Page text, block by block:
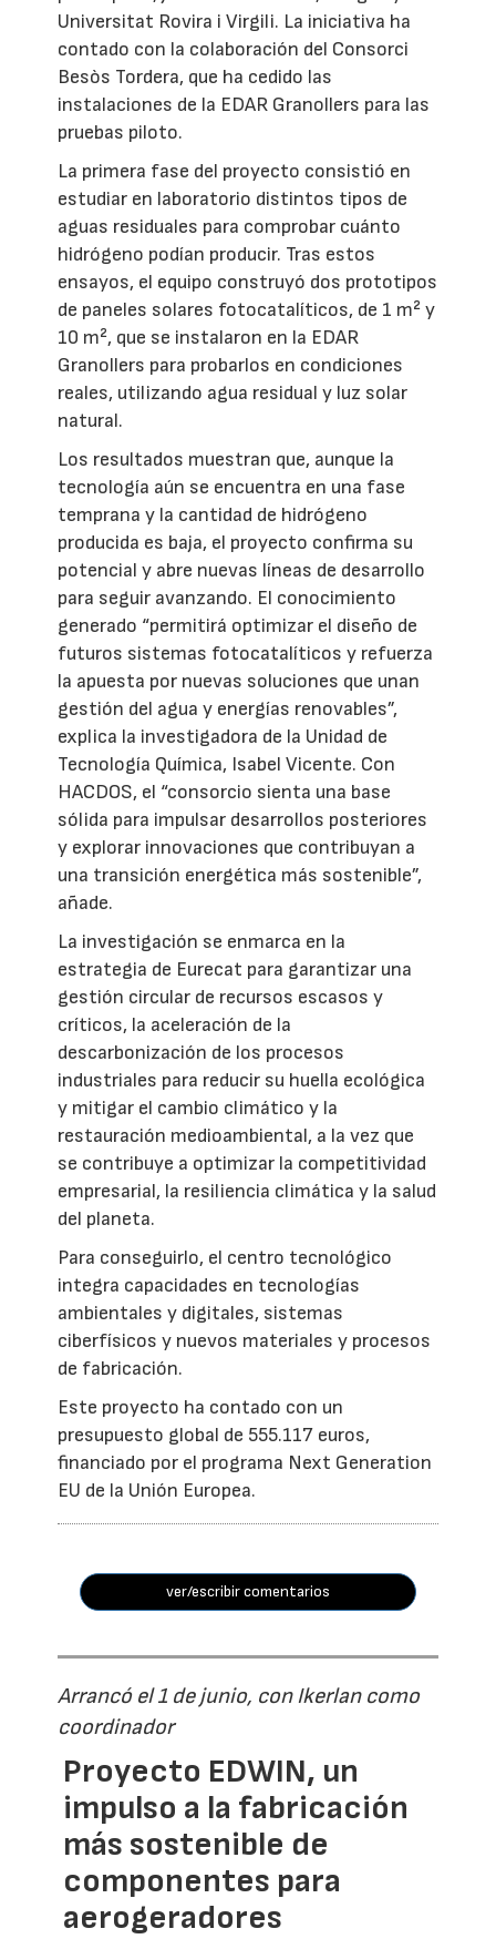
Universitat Rovira i Virgili. La iniciativa ha
contado con la colaboración del Consorci
Besòs Tordera, que ha cedido las
instalaciones de la EDAR Granollers para las
pruebas piloto.
La primera fase del proyecto consistió en
estudiar en laboratorio distintos tipos de
aguas residuales para comprobar cuánto
hidrógeno podían producir. Tras estos
ensayos, el equipo construyó dos prototipos
de paneles solares fotocatalíticos, de 1 m² y
10 m², que se instalaron en la EDAR
Granollers para probarlos en condiciones
reales, utilizando agua residual y luz solar
natural.
Los resultados muestran que, aunque la
tecnología aún se encuentra en una fase
temprana y la cantidad de hidrógeno
producida es baja, el proyecto confirma su
potencial y abre nuevas líneas de desarrollo
para seguir avanzando. El conocimiento
generado “permitirá optimizar el diseño de
futuros sistemas fotocatalíticos y refuerza
la apuesta por nuevas soluciones que unan
gestión del agua y energías renovables”,
explica la investigadora de la Unidad de
Tecnología Química, Isabel Vicente. Con
HACDOS, el “consorcio sienta una base
sólida para impulsar desarrollos posteriores
y explorar innovaciones que contribuyan a
una transición energética más sostenible”,
añade.
La investigación se enmarca en la
estrategia de Eurecat para garantizar una
gestión circular de recursos escasos y
críticos, la aceleración de la
descarbonización de los procesos
industriales para reducir su huella ecológica
y mitigar el cambio climático y la
restauración medioambiental, a la vez que
se contribuye a optimizar la competitividad
empresarial, la resiliencia climática y la salud
del planeta.
Para conseguirlo, el centro tecnológico
integra capacidades en tecnologías
ambientales y digitales, sistemas
ciberfísicos y nuevos materiales y procesos
de fabricación.
Este proyecto ha contado con un
presupuesto global de 555.117 euros,
financiado por el programa Next Generation
EU de la Unión Europea.
ver/escribir comentarios
Arrancó el 1 de junio, con Ikerlan como
coordinador
Proyecto EDWIN, un
impulso a la fabricación
más sostenible de
componentes para
aerogeradores